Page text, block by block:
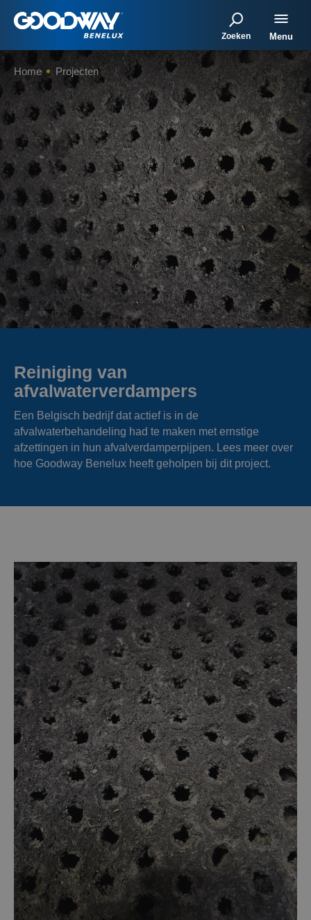
Zoeken Menu
Home Projecten
Reiniging van
afvalwaterverdampers
Een Belgisch bedrijf dat actief is in de
afvalwaterbehandeling had te maken met ernstige
afzettingen in hun afvalverdamperpijpen. Lees meer over
hoe Goodway Benelux heeft geholpen bij dit project.